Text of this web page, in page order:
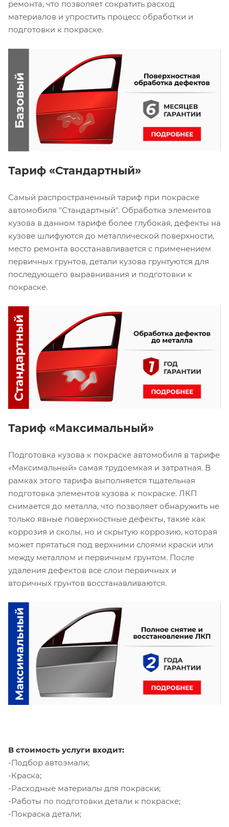
ремонта, что позволяет сократить расход
материалов и упростить процесс обработки и
подготовки к покраске.
Тариф «Стандартный»
Самый распространенный тариф при покраске
автомобиля "Стандартный". Обработка элементов
кузова в данном тарифе более глубокая, дефекты на
кузове шлифуются до металлической поверхности,
место ремонта восстанавливается с применением
первичных грунтов, детали кузова грунтуются для
последующего выравнивания и подготовки к
покраске.
Тариф «Максимальный»
Подготовка кузова к покраске автомобиля в тарифе
«Максимальный» самая трудоемкая и затратная. В
рамках этого тарифа выполняется тщательная
подготовка элементов кузова к покраске. ЛКП
снимается до металла, что позволяет обнаружить не
только явные поверхностные дефекты, такие как
коррозия и сколы, но и скрытую коррозию, которая
может прятаться под верхними слоями краски или
между металлом и первичным грунтом. После
удаления дефектов все слои первичных и
вторичных грунтов восстанавливаются.
В стоимость услуги входит:
-Подбор автоэмали;
-Краска;
-Расходные материалы для покраски;
-Работы по подготовки детали к покраске;
-Покраска детали;